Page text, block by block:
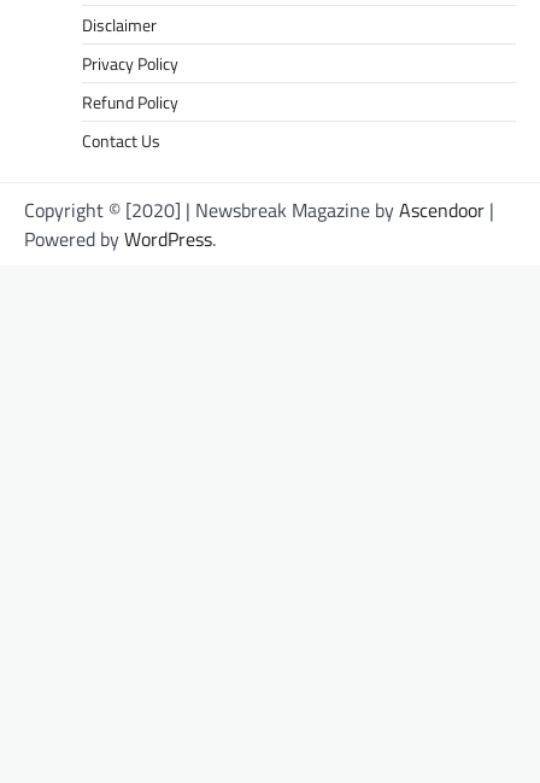
Disclaimer
Privacy Policy
Refund Policy
Contact Us
Copyright © [2020] | Newsbreak Magazine byAscendoor |
Powered byWordPress.